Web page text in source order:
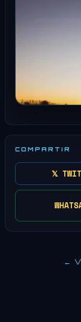
COMPARTIR
𝕏
←